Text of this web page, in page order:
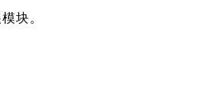
块。